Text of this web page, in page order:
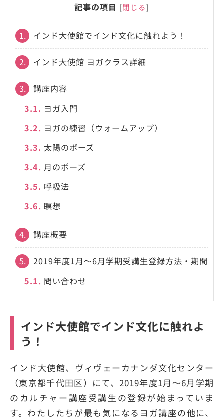
記事の項目 [閉じる]
1. インド大使館でインド文化に触れよう！
2. インド大使館 ヨガクラス詳細
3.
講座内容
3.1. ヨガ入門
3.2. ヨガの練習（ウォームアップ）
3.3. 太陽のポーズ
3.4. 月のポーズ
3.5. 呼吸法
3.6. 瞑想
4. 講座概要
5.
2019年度1月～6月学期受講生登録方法・期間
5.1. 問い合わせ
インド大使館でインド文化に触れよ
う！
インド大使館、ヴィヴェーカナンダ文化センター
（東京都千代田区）にて、2019年度1月～6月学期
のカルチャー講座受講生の登録が始まっていま
す。わたしたちが最も気になるヨガ講座の他に、